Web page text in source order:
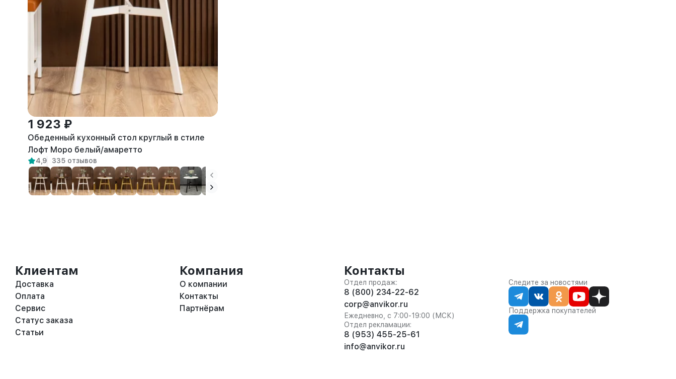
1 923 ₽
Обеденный кухонный стол круглый в стиле
Лофт Моро белый/амаретто
4,9 335 отзывов
Клиентам
Доставка
Оплата
Сервис
Статус заказа
Статьи
Компания
О компании
Контакты
Партнёрам
Контакты
Отдел продаж:
8 (800) 234-22-62
corp@anvikor.ru
Ежедневно, с 7:00-19:00 (МСК)
Отдел рекламации:
8 (953) 455-25-61
info@anvikor.ru
Следите за новостями
Поддержка покупателей